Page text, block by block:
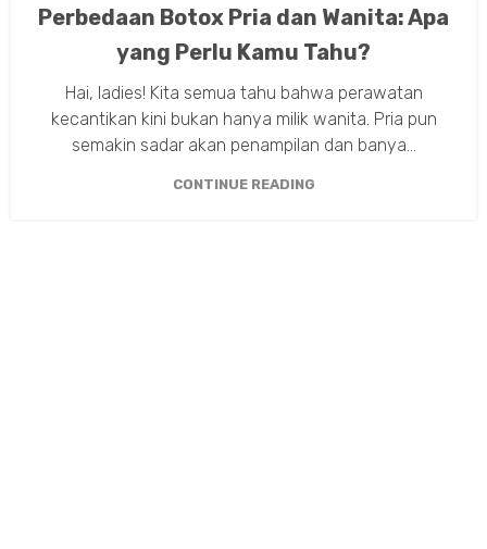
Perbedaan Botox Pria dan Wanita: Apa
yang Perlu Kamu Tahu?
Hai, ladies! Kita semua tahu bahwa perawatan
kecantikan kini bukan hanya milik wanita. Pria pun
semakin sadar akan penampilan dan banya...
CONTINUE READING